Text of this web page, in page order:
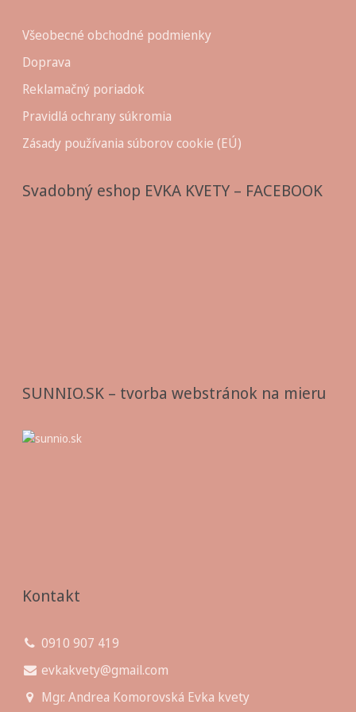
Všeobecné obchodné podmienky
Doprava
Reklamačný poriadok
Pravidlá ochrany súkromia
Zásady používania súborov cookie (EÚ)
Svadobný eshop EVKA KVETY – FACEBOOK
SUNNIO.SK – tvorba webstránok na mieru
Kontakt
0910 907 419
evkakvety@gmail.com
Mgr. Andrea Komorovská Evka kvety